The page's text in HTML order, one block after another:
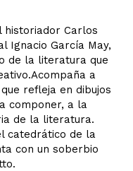
historiador Carlos
Ignacio García May,
de la literatura que
a
refleja en dibujos
componer, a la
de la literatura.
catedrático de la
con un soberbio